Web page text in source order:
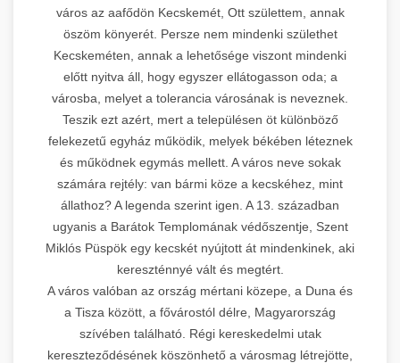
város az aafődön Kecskemét, Ott születtem, annak
öszöm könyerét. Persze nem mindenki születhet
Kecskeméten, annak a lehetősége viszont mindenki
előtt nyitva áll, hogy egyszer ellátogasson oda; a
városba, melyet a tolerancia városának is neveznek.
Teszik ezt azért, mert a településen öt különböző
felekezetű egyház működik, melyek békében léteznek
és működnek egymás mellett. A város neve sokak
számára rejtély: van bármi köze a kecskéhez, mint
állathoz? A legenda szerint igen. A 13. században
ugyanis a Barátok Templomának védőszentje, Szent
Miklós Püspök egy kecskét nyújtott át mindenkinek, aki
kereszténnyé vált és megtért.
A város valóban az ország mértani közepe, a Duna és
a Tisza között, a fővárostól délre, Magyarország
szívében található. Régi kereskedelmi utak
kereszteződésének köszönhető a városmag létrejötte,